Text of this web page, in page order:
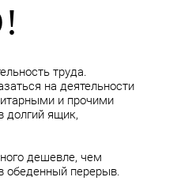
труда.
на деятельности
и прочими
долгий ящик,
дешевле, чем
обеденный перерыв.